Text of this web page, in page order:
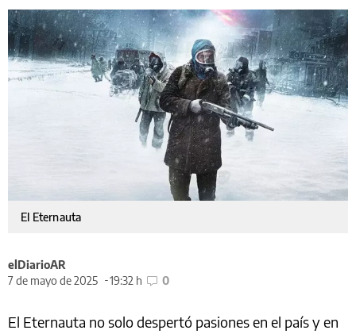
El Eternauta
elDiarioAR
7 de mayo de 2025
19:32 h 0
El Eternauta no solo despertó pasiones en el país y en